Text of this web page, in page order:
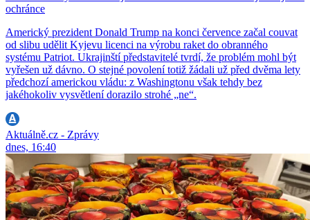
ochránce
Americký prezident Donald Trump na konci července začal couvat
od slibu udělit Kyjevu licenci na výrobu raket do obranného
systému Patriot. Ukrajinští představitelé tvrdí, že problém mohl být
vyřešen už dávno. O stejné povolení totiž žádali už před dvěma lety
předchozí americkou vládu: z Washingtonu však tehdy bez
jakéhokoliv vysvětlení dorazilo strohé „ne“.
Aktuálně.cz - Zprávy
dnes, 16:40